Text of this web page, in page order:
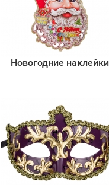
Новогодние наклейки